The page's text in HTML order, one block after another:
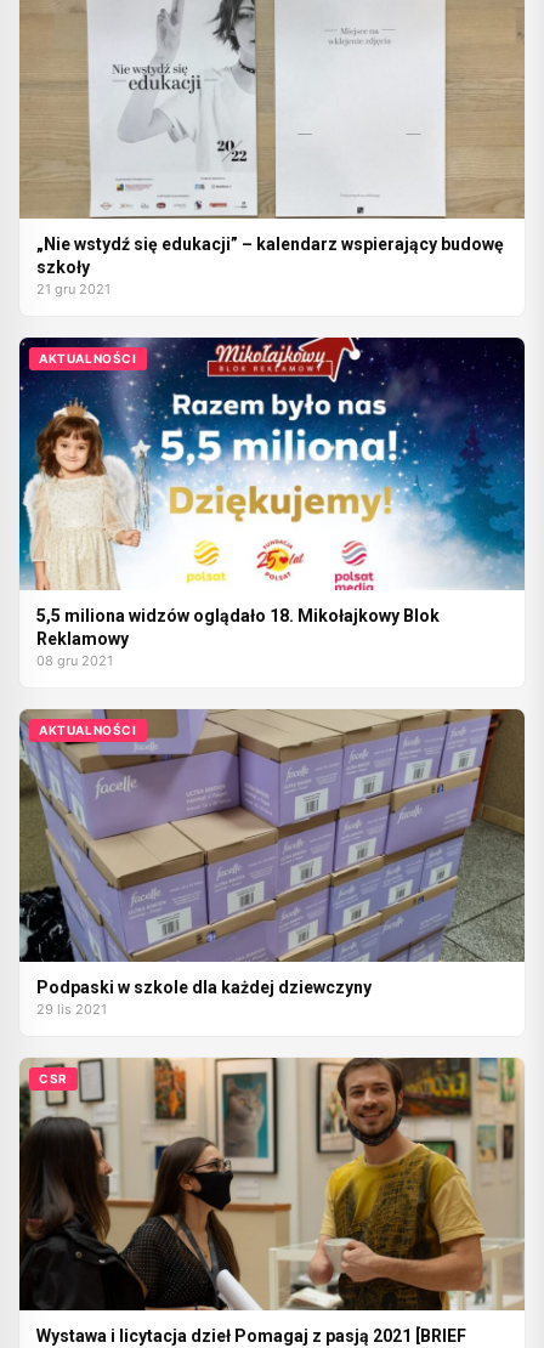
„Nie wstydź się edukacji” – kalendarz wspierający budowę
szkoły
21 gru 2021
AKTUALNOŚCI
5,5 miliona widzów oglądało 18. Mikołajkowy Blok
Reklamowy
08 gru 2021
AKTUALNOŚCI
Podpaski w szkole dla każdej dziewczyny
29 lis 2021
CSR
Wystawa i licytacja dzieł Pomagaj z pasją 2021 [BRIEF